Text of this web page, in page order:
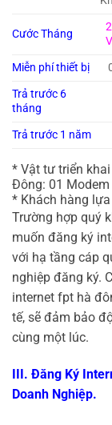
Cước Tháng
Miễn phí thiết bị
Trả trước 6
tháng
Trả trước 1 năm
* Vật tư triển
Đông: 01
* Khách hàng
Trường hợp quý
muốn đăng ký
với hạ tầng cáp
nghiệp đăng ký.
internet fpt hà
tế, sẽ đảm bảo
cùng một lúc.
III. Đăng Ký
Doanh Nghiệp.